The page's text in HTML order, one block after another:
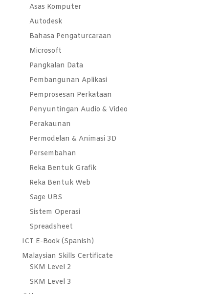
Asas Komputer
Autodesk
Bahasa Pengaturcaraan
Microsoft
Pangkalan Data
Pembangunan Aplikasi
Pemprosesan Perkataan
Penyuntingan Audio & Video
Perakaunan
Permodelan & Animasi 3D
Persembahan
Reka Bentuk Grafik
Reka Bentuk Web
Sage UBS
Sistem Operasi
Spreadsheet
ICT E-Book (Spanish)
Malaysian Skills Certificate
SKM Level 2
SKM Level 3